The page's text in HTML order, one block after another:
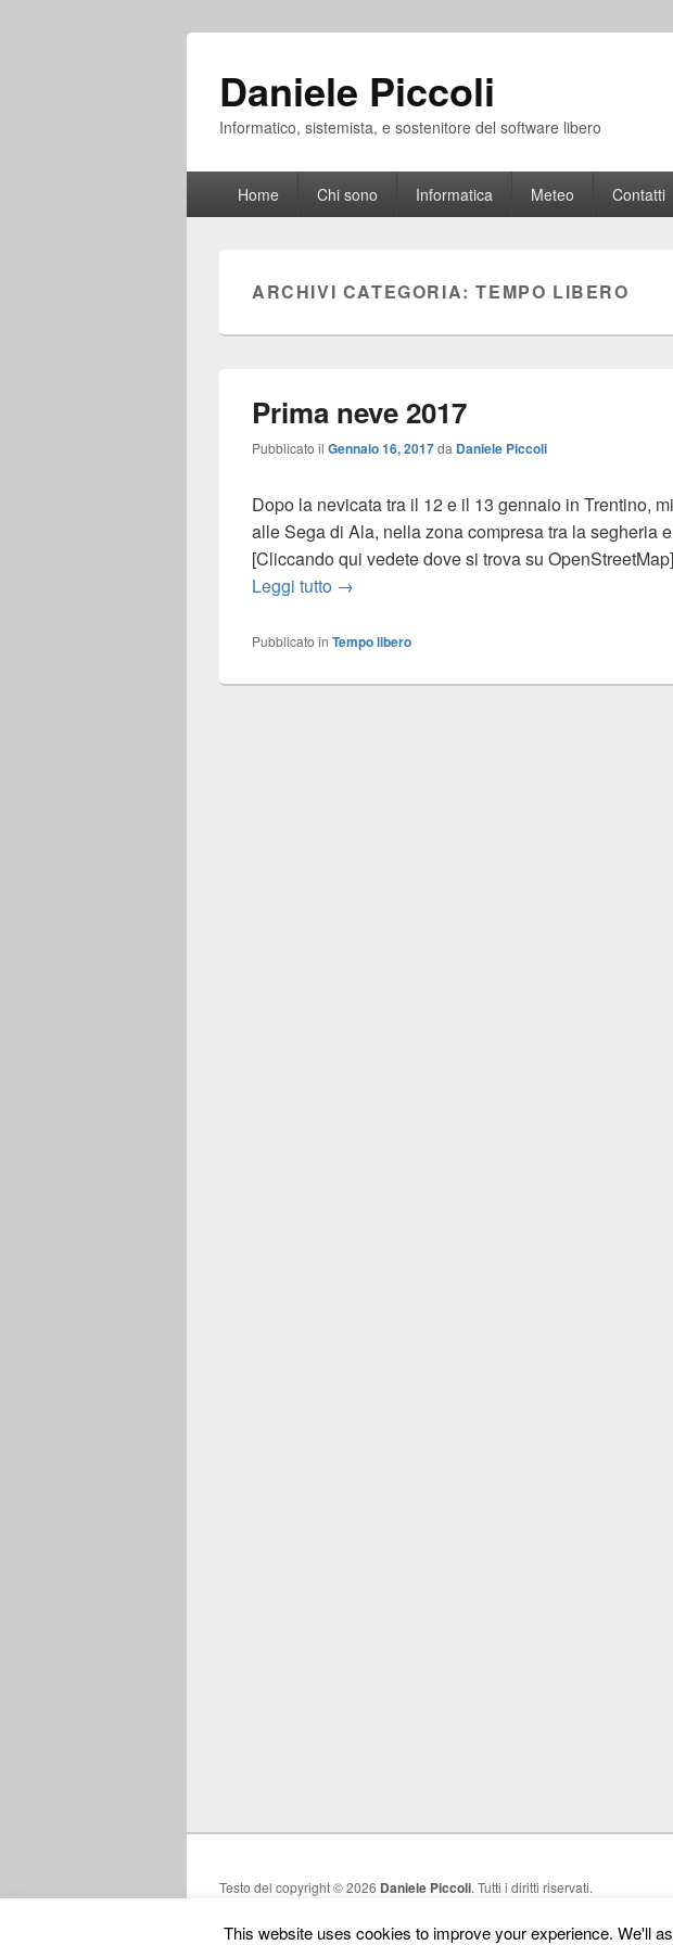
Daniele Piccoli
Informatico, sistemista, e sostenitore del software libero
principaleHome Chi sono Informatica Meteo Contatti
ARCHIVI CATEGORIA:TEMPO LIBERO
Prima neve 2017
Pubblicato il Gennaio 16, 2017da Daniele Piccoli
Dopo la nevicata tra il 12 e il 13 gennaio in Trentino,
alle Sega di Ala, nella zona compresa tra la segheria
[Cliccando qui vedete dove si trova su
Leggi tutto Prima neve 2017
→
Pubblicato in Tempo libero
Testo del copyright © 2026 Daniele Piccoli. Tutti i diritti riservati.
This website uses cookies to improve your experience. We'll